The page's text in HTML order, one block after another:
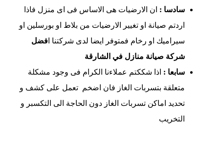
سادسا : ان الارضيات هى الاساس فى اى منزل فاذا
اردتم صيانة او تغيير الارضيات من بلاط او بورسلين او
سيراميك او رخام فمتوفر ايضا لدى شركتنا ا فضل
شركة صيانة منازل في الشارقة
سابعا : اذا شككتم عملاءنا الكرام فى وجود مشكلة
متعلقة بتسربات الغاز فان اضخم تعمل على كشف و
تحديد اماكن تسربات الغاز دون الحاجة الى التكسبر و
التخريب